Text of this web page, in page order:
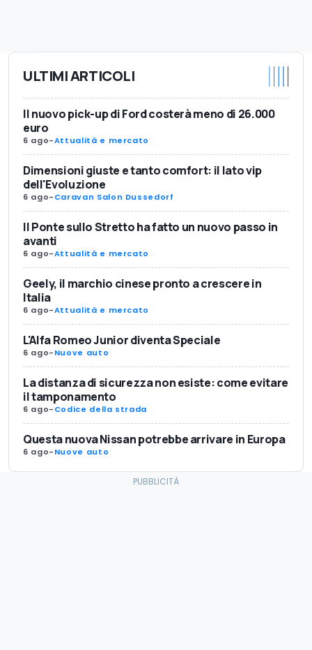
ULTIMI ARTICOLI
Il nuovo pick-up di Ford costerà meno di 26.000
euro
6 ago-Attualità e mercato
Dimensioni giuste e tanto comfort: il lato vip
dell'Evoluzione
6 ago-Caravan Salon Dussedorf
Il Ponte sullo Stretto ha fatto un nuovo passo in
avanti
6 ago-Attualità e mercato
Geely, il marchio cinese pronto a crescere in
Italia
6 ago-Attualità e mercato
L'Alfa Romeo Junior diventa Speciale
6 ago-Nuove auto
La distanza di sicurezza non esiste: come evitare
il tamponamento
6 ago-Codice della strada
Questa nuova Nissan potrebbe arrivare in Europa
6 ago-Nuove auto